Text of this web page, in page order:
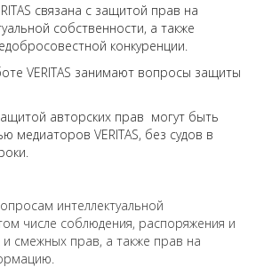
связана с защитой прав на
собственности, а также
конкуренции.
VERITAS занимают вопросы защиты
авторских прав могут быть
VERITAS, без судов в
интеллектуальной
числе соблюдения, распоряжения и
смежных прав, а также прав на